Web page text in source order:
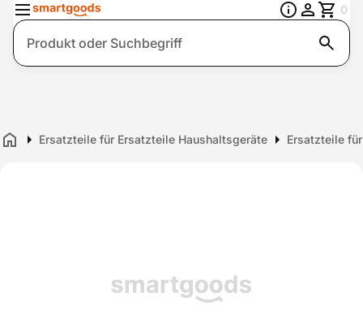
Suche
0
Home Ersatzteile für Ersatzteile Haushaltsgeräte Ersatzteile